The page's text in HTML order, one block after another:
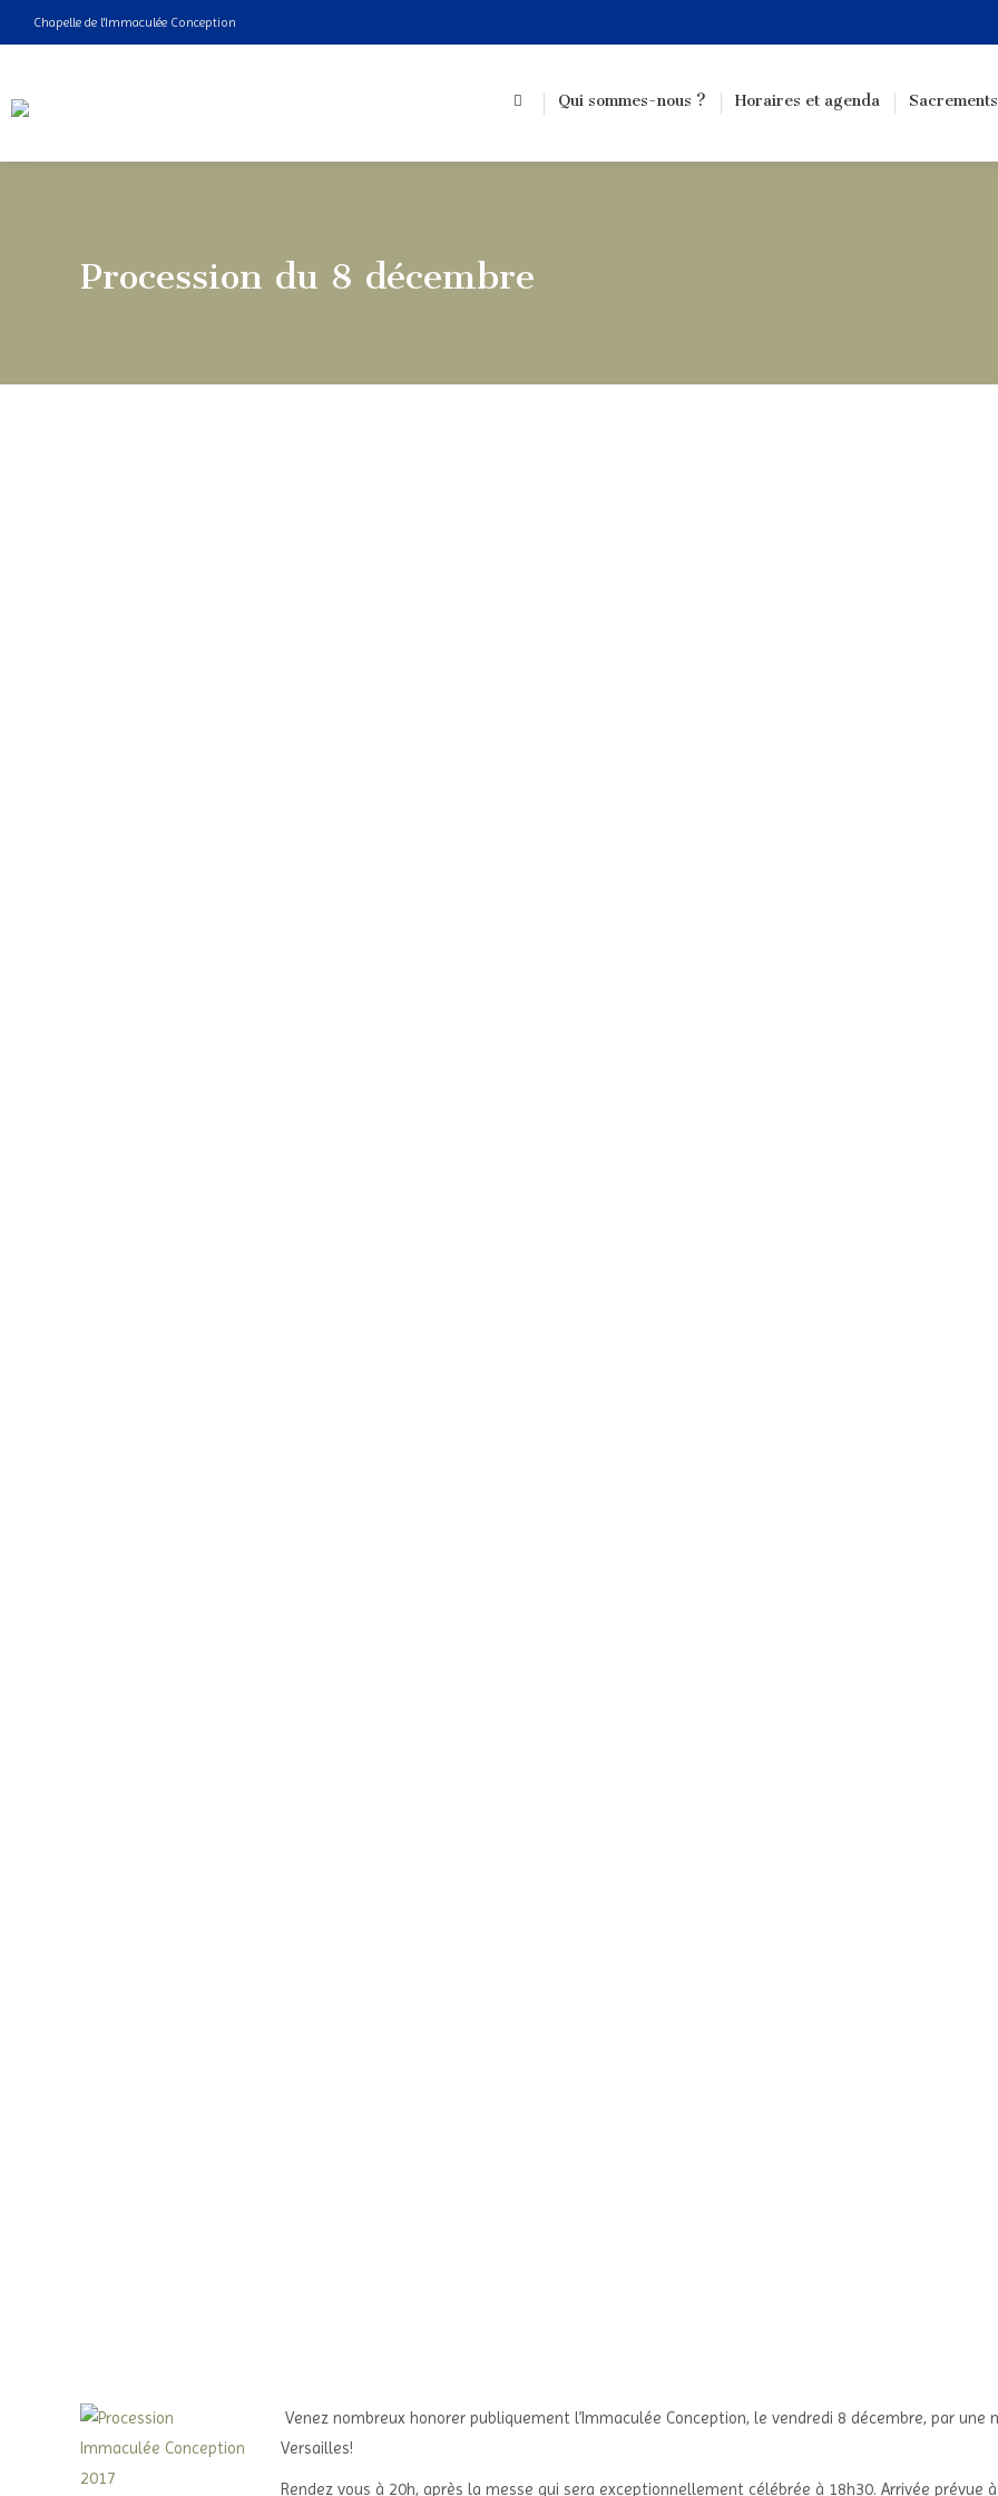
Chapelle de l'Immaculée Conception
Qui sommes-nous ? Horaires et agenda Sacrements
Procession du 8 décembre
Venez nombreux honorer publiquement l’Immaculée Conception, le vendredi 8 décembre, par
Versailles!
Rendez vous à 20h, après la messe qui sera exceptionnellement célébrée à 18h30. Arrivée